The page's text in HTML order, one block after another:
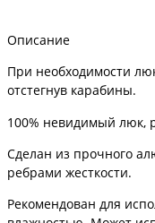
Описание
При необходимости
отстегнув карабины.
100% невидимый люк,
Сделан из прочного
ребрами жесткости.
Рекомендован для